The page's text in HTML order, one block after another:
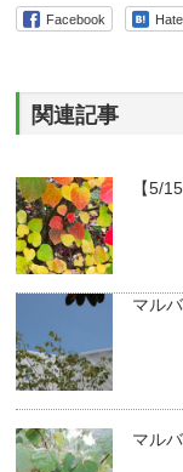
Facebook
関連記事
【5/
マル
マル